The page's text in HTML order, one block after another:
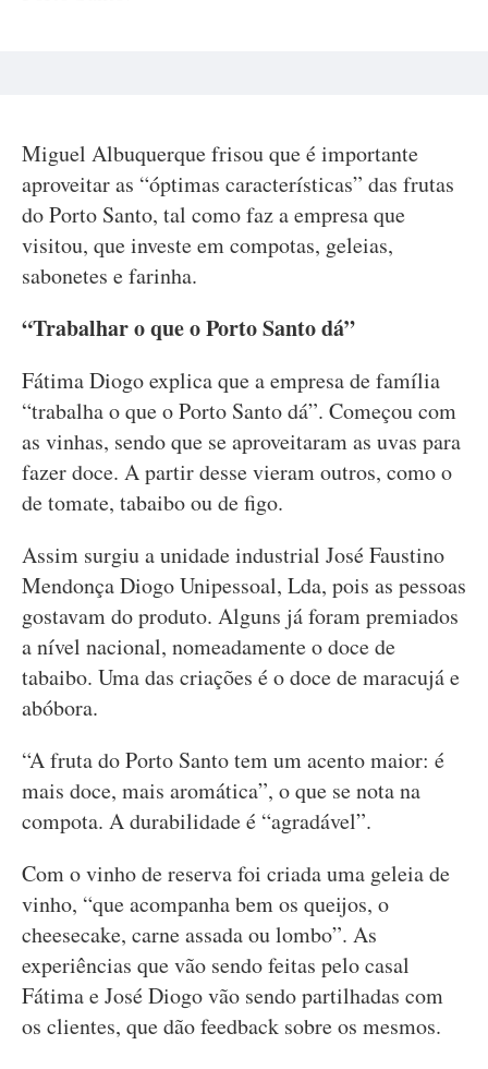
Miguel Albuquerque frisou que é importante
aproveitar as “óptimas características” das frutas
do Porto Santo, tal como faz a empresa que
visitou, que investe em compotas, geleias,
sabonetes e farinha.
“Trabalhar o que o Porto Santo dá”
Fátima Diogo explica que a empresa de família
“trabalha o que o Porto Santo dá”. Começou com
as vinhas, sendo que se aproveitaram as uvas para
fazer doce. A partir desse vieram outros, como o
de tomate, tabaibo ou de figo.
Assim surgiu a unidade industrial José Faustino
Mendonça Diogo Unipessoal, Lda, pois as pessoas
gostavam do produto. Alguns já foram premiados
a nível nacional, nomeadamente o doce de
tabaibo. Uma das criações é o doce de maracujá e
abóbora.
“A fruta do Porto Santo tem um acento maior: é
mais doce, mais aromática”, o que se nota na
compota. A durabilidade é “agradável”.
Com o vinho de reserva foi criada uma geleia de
vinho, “que acompanha bem os queijos, o
cheesecake, carne assada ou lombo”. As
experiências que vão sendo feitas pelo casal
Fátima e José Diogo vão sendo partilhadas com
os clientes, que dão feedback sobre os mesmos.